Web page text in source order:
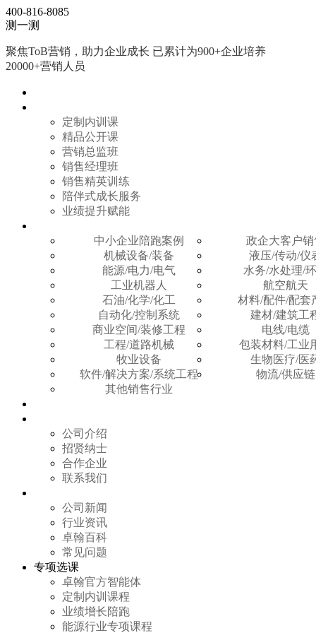
400-816-8085
测一测
聚焦ToB营销，助力企业成长 已累计为900+企业培养
20000+营销人员
定制内训课
精品公开课
营销总监班
销售经理班
销售精英训练
陪伴式成长服务
业绩提升赋能
中小企业陪跑案例
政企大客户销
机械设备/装备
液压/传动/仪
能源/电力/电气
水务/水处理/
工业机器人
航空航天
石油/化学/化工
材料/配件/配套
自动化/控制系统
建材/建筑工
商业空间/装修工程
电线/电缆
工程/道路机械
包装材料/工业
牧业设备
生物医疗/医
软件/解决方案/系统工程
物流/供应链
其他销售行业
公司介绍
招贤纳士
合作企业
联系我们
公司新闻
行业资讯
卓翰百科
常见问题
专项选课
卓翰官方智能体
定制内训课程
业绩增长陪跑
能源行业专项课程